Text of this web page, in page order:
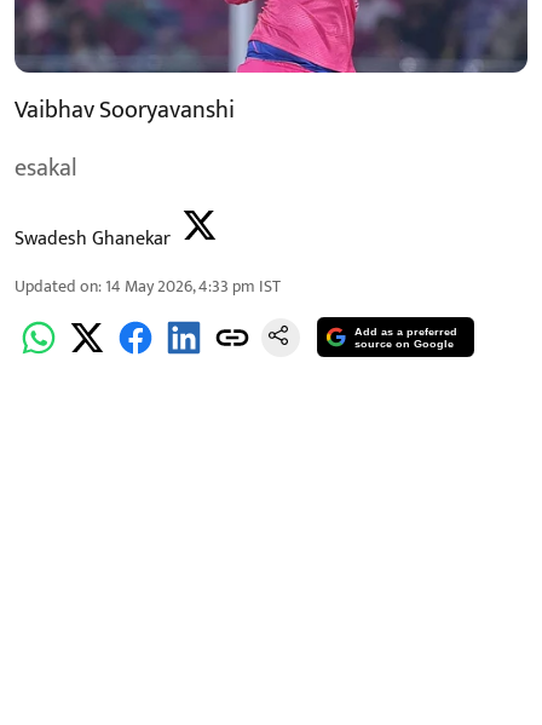
Vaibhav Sooryavanshi
esakal
Swadesh Ghanekar
Updated on:14 May 2026, 4:33 pm IST
Add as a preferred
source on Google